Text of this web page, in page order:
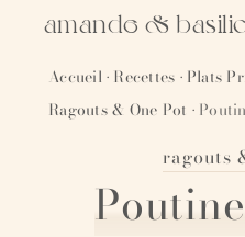
amande & basilic
Accueil · Recettes · Plats
Ragouts & One Pot ·
ragouts